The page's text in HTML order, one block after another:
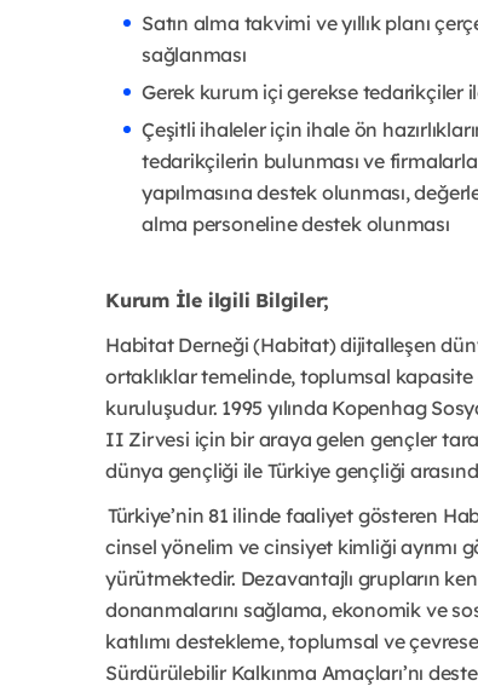
Satın alma takvimi ve yıllık planı
sağlanması
Gerek kurum içi gerekse tedarikçiler
Çeşitli ihaleler için ihale ön
tedarikçilerin bulunması ve
yapılmasına destek olunması,
alma personeline destek olunması
Kurum İle ilgili Bilgiler;
Habitat Derneği (Habitat) dijitalleşen
ortaklıklar temelinde, toplumsal
kuruluşudur. 1995 yılında Kopenhag
II Zirvesi için bir araya gelen gençler
dünya gençliği ile Türkiye gençliği
Türkiye’nin 81 ilinde faaliyet gösteren
cinsel yönelim ve cinsiyet kimliği ayrımı
yürütmektedir. Dezavantajlı grupların
donanmalarını sağlama, ekonomik ve
katılımı destekleme, toplumsal ve
Sürdürülebilir Kalkınma Amaçları’nı